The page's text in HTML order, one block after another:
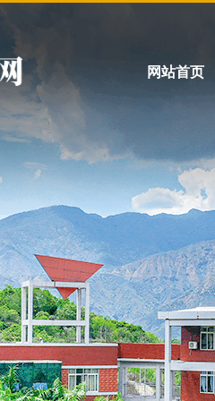
网站首页